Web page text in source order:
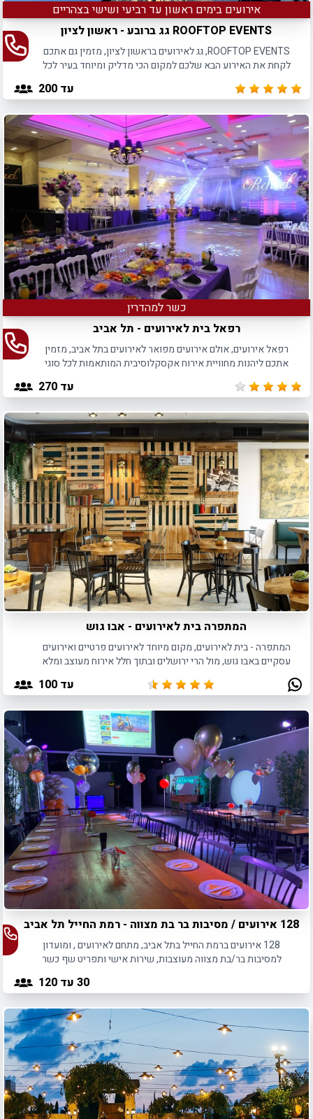
אירועים בימים ראשון עד רביעי ושישי בצהריים
ROOFTOP EVENTS גג ברובע - ראשון לציון
ROOFTOP EVENTS, גג לאירועים בראשון לציון, מזמין גם אתכם
לקחת את האירוע הבא שלכם למקום הכי מדליק ומיוחד בעיר לכל
עד 200
כשר למהדרין
רפאל בית לאירועים - תל אביב
רפאל אירועים, אולם אירועים מפואר לאירועים בתל אביב, מזמין
אתכם ליהנות מחוויית אירוח אקסקלוסיבית המותאמות לכל סוגי
עד 270
המתפרה בית לאירועים - אבו גוש
המתפרה - בית לאירועים, מקום מיוחד לאירועים פרטיים ואירועים
עסקיים באבו גוש, מול הרי ירושלים ובתוך חלל אירוח מעוצב ומלא
עד 100
128 אירועים / מסיבות בר בת מצווה - רמת החייל תל אביב
128 אירועים ברמת החייל בתל אביב, מתחם לאירועים , ומועדון
למסיבות בר/בת מצווה מעוצבות, שירות אישי ותפריט שף כשר
30 עד 120